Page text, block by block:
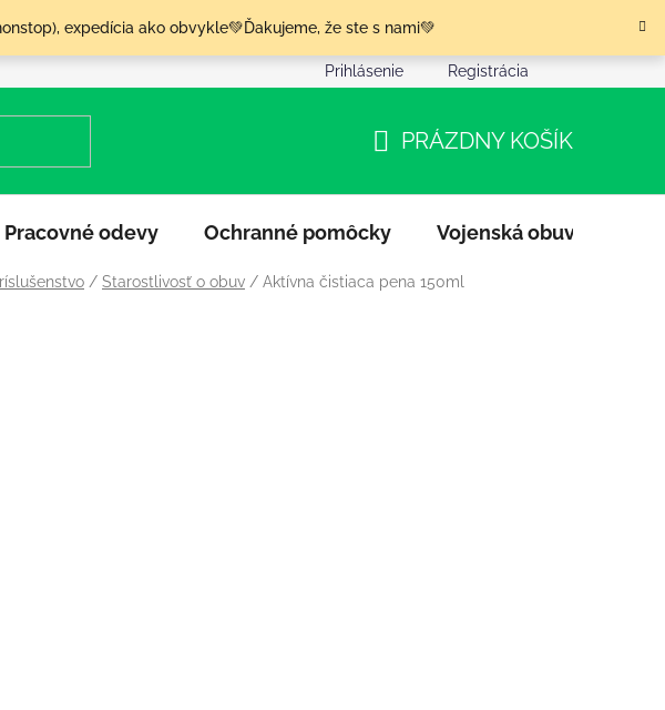
expedícia ako obvykle💚Ďakujeme, že ste s nami💚
Podmienky ochrany osobných údajov
Prihlásenie Registrácia
KOŠÍK
PRÁZDNY KOŠÍK
Pracovné odevy Ochranné pomôcky Vojenská obuv
/ Starostlivosť o obuv / Aktívna čistiaca pena 150ml